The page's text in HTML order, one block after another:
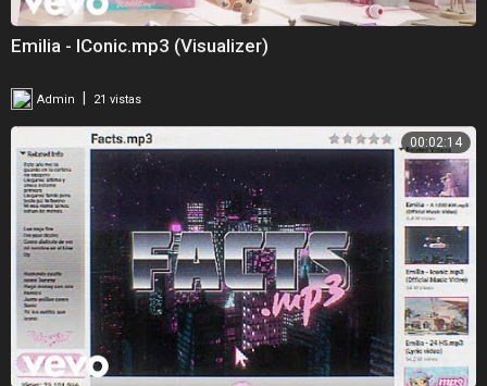
Emilia - IConic.mp3 (Visualizer)
Admin 21 vistas
00:02:14